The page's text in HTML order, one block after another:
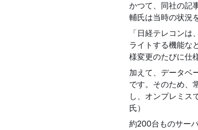
かつて、同社の記
輔氏は当時の状況
「日経テレコン
ライトする機能な
様変更のたびに仕
加えて、データベ
です。そのため、
し、オンプレミス
氏）
約200台ものサー